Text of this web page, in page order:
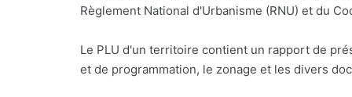
Règlement National d'Urbanisme (RNU) et du
Le PLU d'un territoire contient un rapport de
et de programmation, le zonage et les divers